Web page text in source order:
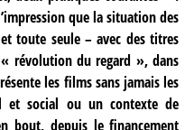
que la situation des
toute seule – avec des titres
révolution du regard », dans
les films sans jamais les
et social ou un contexte de
bout, depuis le financement